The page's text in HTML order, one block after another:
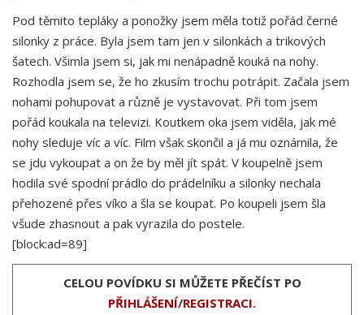
Pod těmito tepláky a ponožky jsem měla totiž pořád černé
silonky z práce. Byla jsem tam jen v silonkách a trikových
šatech. Všimla jsem si, jak mi nenápadně kouká na nohy.
Rozhodla jsem se, že ho zkusím trochu potrápit. Začala jsem
nohami pohupovat a různě je vystavovat. Při tom jsem
pořád koukala na televizi. Koutkem oka jsem viděla, jak mé
nohy sleduje víc a víc. Film však skončil a já mu oznámila, že
se jdu vykoupat a on že by měl jít spát. V koupelně jsem
hodila své spodní prádlo do prádelníku a silonky nechala
přehozené přes víko a šla se koupat. Po koupeli jsem šla
všude zhasnout a pak vyrazila do postele.
[block:ad=89]
CELOU POVÍDKU SI MŮŽETE PŘEČÍST PO
PŘIHLÁŠENÍ/REGISTRACI.